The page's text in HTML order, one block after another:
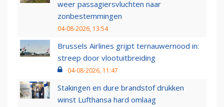
weer passagiersvluchten naar
zonbestemmingen
04-08-2026, 13:54
Brussels Airlines grijpt ternauwernood in:
streep door vlootuitbreiding
04-08-2026, 11:47
Stakingen en dure brandstof drukken
winst Lufthansa hard omlaag